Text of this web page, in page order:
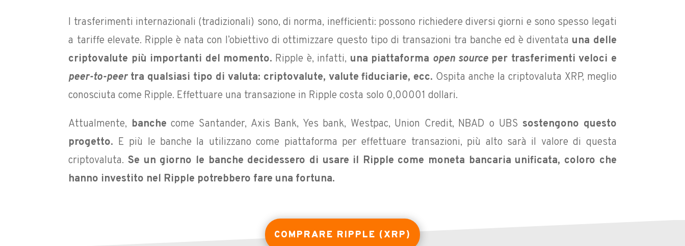
I trasferimenti internazionali (tradizionali) sono, di norma, inefficienti: possono richiedere diversi giorni e sono spesso legati
a tariffe elevate. Ripple è nata con l’obiettivo di ottimizzare questo tipo di transazioni tra banche ed è diventata una delle
criptovalute più importanti del momento. Ripple è, infatti, una piattaforma open sourceper trasferimenti veloci e
peer-to-peertra qualsiasi tipo di valuta: criptovalute, valute fiduciarie, ecc. Ospita anche la criptovaluta XRP, meglio
conosciuta come Ripple. Effettuare una transazione in Ripple costa solo 0,00001 dollari.
Attualmente, banche come Santander, Axis Bank, Yes bank, Westpac, Union Credit, NBAD o UBS sostengono questo
progetto. E più le banche la utilizzano come piattaforma per effettuare transazioni, più alto sarà il valore di questa
criptovaluta.Se un giorno le banche decidessero di usare il Ripple come moneta bancaria unificata, coloro che
hanno investito nel Ripple potrebbero fare una fortuna.
COMPRARE RIPPLE (XRP)